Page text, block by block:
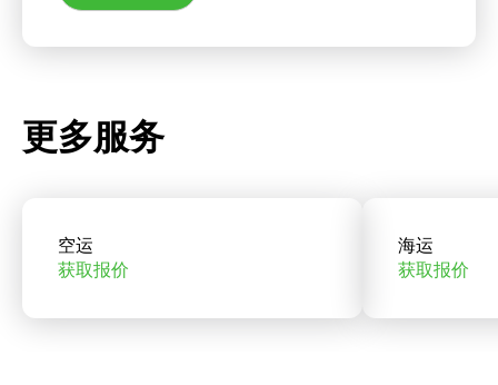
更多服务
空运
获取报价
海运
获取报价